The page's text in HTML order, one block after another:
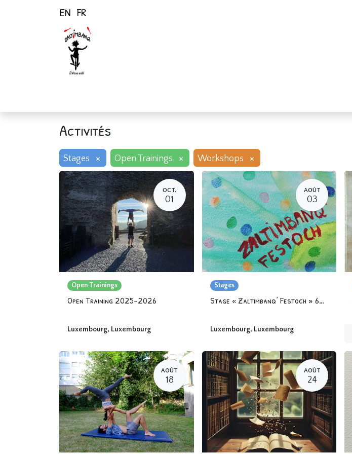
EN FR
Activités
Stages × Open Trainings × Workshops ×
OCT.
01
Open Trainings
Open Training 2025-2026
Luxembourg, Luxembourg
AOÛT
03
Stages
Stage « Zaltimbanq’ Festoch » 6-12 ans
Luxembourg, Luxembourg
AOÛT
18
AOÛT
24